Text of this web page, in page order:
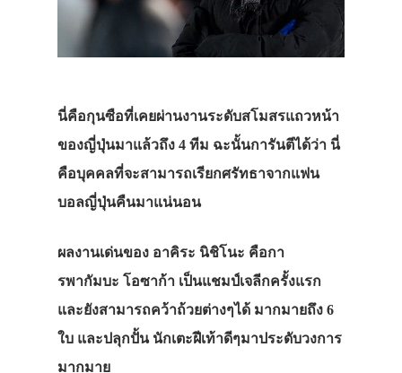
นี่คือกุนซือที่เคยผ่านงานระดับสโมสรแถวหน้า
ของญี่ปุ่นมาแล้วถึง 4 ทีม ฉะนั้นการันตีได้ว่า นี่
คือบุคคลที่จะสามารถเรียกศรัทธาจากแฟน
บอลญี่ปุ่นคืนมาแน่นอน
ผลงานเด่นของ อาคิระ นิชิโนะ คือกา
รพากัมบะ โอซาก้า เป็นแชมป์เจลีกครั้งแรก
และยังสามารถคว้าถ้วยต่างๆได้ มากมายถึง 6
ใบ และปลุกปั้น นักเตะฝีเท้าดีๆมาประดับวงการ
มากมาย